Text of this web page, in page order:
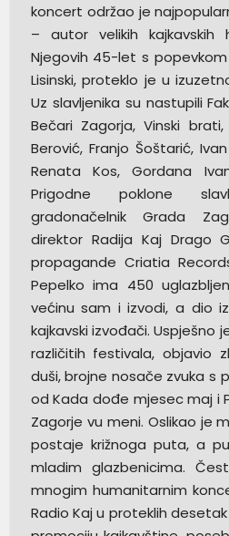
koncert održao je
– autor velikih kajkavskih
Njegovih 45-let s
Lisinski, proteklo je u
Uz slavljenika su nastupili
Bečari Zagorja, Vinski brati,
Berović, Franjo Šoštarić,
Renata Kos, Gordana
Prigodne poklone
gradonačelnik Grada
direktor Radija Kaj Drago
propagande Criatia
Pepelko ima 450
većinu sam i izvodi, a dio
kajkavski izvođači. Uspješno
različitih festivala, objavio
duši, brojne nosače zvuka s
od Kada dođe mjesec maj i
Zagorje vu meni. Oslikao je
postaje križnoga puta, a
mladim glazbenicima.
mnogim humanitarnim
Radio Kaj u proteklih